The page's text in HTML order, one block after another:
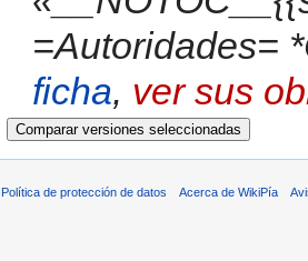
=Autoridades=
ficha, ver sus
Política de protección de datos Acerca de WikiPía